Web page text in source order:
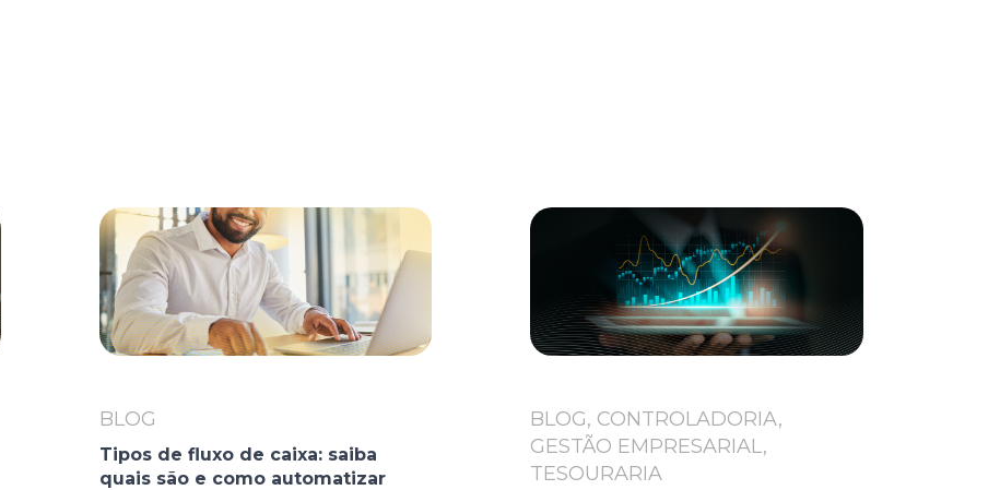
BLOG
Tipos de fluxo de caixa: saiba
quais são e como automatizar
BLOG, CONTROLADORIA,
GESTÃO EMPRESARIAL,
TESOURARIA